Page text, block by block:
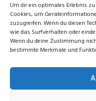
Um dir ein optimales Erlebnis
Cookies, um
zuzugreifen. Wenn du diesen
wie das Surfverhalten oder
Wenn du deine Zustimmung
bestimmte Merkmale und
© 2026 Jonas